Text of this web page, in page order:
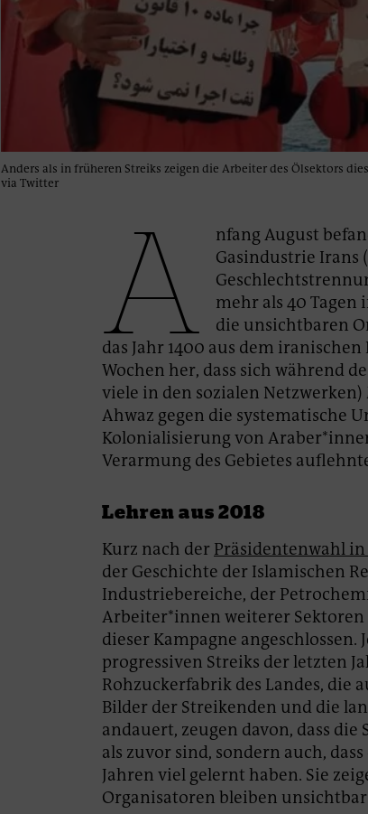
Anders als in früheren Streiks zeigen die Arbeiter des Ölsektors
via Twitter
A
nfang August
Gasindustrie Irans
mehr als 40 Tagen
die unsichtbaren
das Jahr 1400 aus dem
Wochen her, dass sich während
viele in den sozialen
Ahwaz gegen die systematische
Kolonialisierung von
Verarmung des Gebietes
Lehren aus 2018
Kurz nach der Präsidentenwahl
der Geschichte der Islamischen
Industriebereiche, der
Arbeiter*innen weiterer
dieser Kampagne angeschlossen.
progressiven Streiks der letzten
Rohzuckerfabrik des Landes, die
Bilder der Streikenden und die
andauert, zeugen davon, dass
als zuvor sind, sondern auch,
Jahren viel gelernt haben. Sie
Organisatoren bleiben